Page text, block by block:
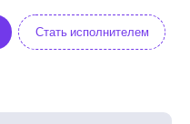
Стать исполнителем